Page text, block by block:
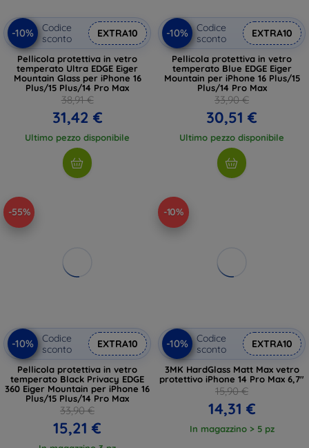
-10%
Codice
sconto
EXTRA10
Pellicola protettiva in vetro
temperato Ultra EDGE Eiger
Mountain Glass per iPhone 16
Plus/15 Plus/14 Pro Max
38,91 €
31,42 €
Ultimo pezzo disponibile
-10%
Codice
sconto
EXTRA10
Pellicola protettiva in vetro
temperato Blue EDGE Eiger
Mountain per iPhone 16 Plus/15
Plus/14 Pro Max
33,90 €
30,51 €
Ultimo pezzo disponibile
-55%
-10%
Codice
sconto
EXTRA10
Pellicola protettiva in vetro
temperato Black Privacy EDGE
360 Eiger Mountain per iPhone 16
Plus/15 Plus/14 Pro Max
33,90 €
15,21 €
-10%
-10%
Codice
sconto
EXTRA10
3MK HardGlass Matt Max vetro
protettivo iPhone 14 Pro Max 6,7"
15,90 €
14,31 €
In magazzino > 5 pz